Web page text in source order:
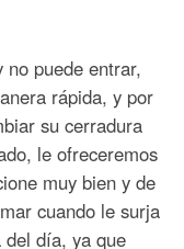
no puede entrar,
rápida, y por
su cerradura
le ofreceremos
muy bien y de
cuando le surja
del día, ya que